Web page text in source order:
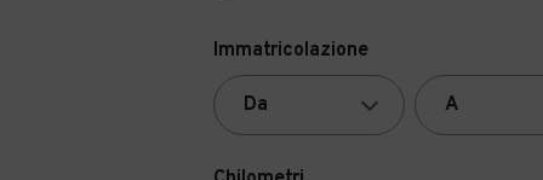
Immatricolazione